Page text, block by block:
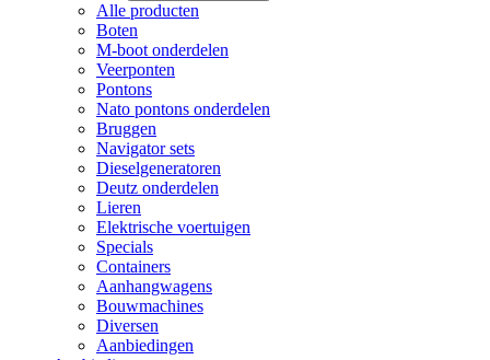
Alle producten
Boten
M-boot onderdelen
Veerponten
Pontons
Nato pontons onderdelen
Bruggen
Navigator sets
Dieselgeneratoren
Deutz onderdelen
Lieren
Elektrische voertuigen
Specials
Containers
Aanhangwagens
Bouwmachines
Diversen
Aanbiedingen